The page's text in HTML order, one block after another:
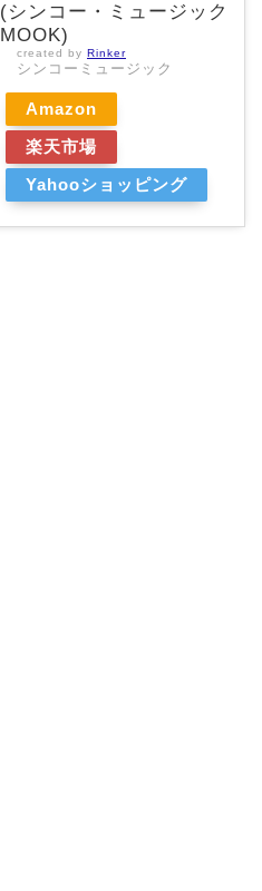
(シンコー・ミュージック
MOOK)
created by Rinker
シンコーミュージック
Amazon
楽天市場
Yahooショッピング